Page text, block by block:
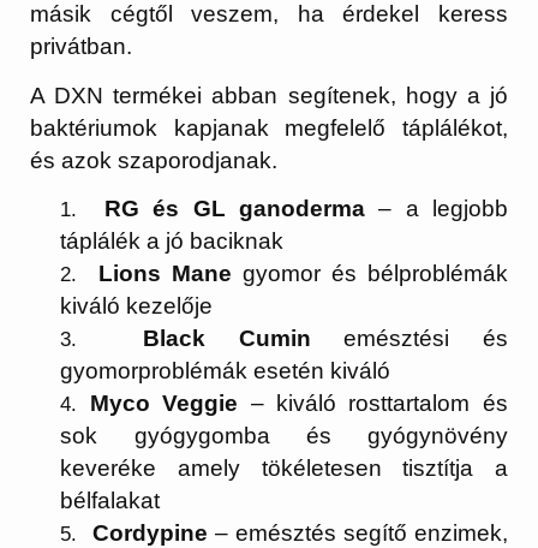
másik cégtől veszem, ha érdekel keress
privátban.
A DXN termékei abban segítenek, hogy a jó
baktériumok kapjanak megfelelő táplálékot,
és azok szaporodjanak.
RG és GL ganoderma– a legjobb
táplálék a jó baciknak
Lions Mane gyomor és bélproblémák
kiváló kezelője
Black Cumin emésztési és
gyomorproblémák esetén kiváló
Myco Veggie – kiváló rosttartalom és
sok gyógygomba és gyógynövény
keveréke amely tökéletesen tisztítja a
bélfalakat
Cordypine – emésztés segítő enzimek,